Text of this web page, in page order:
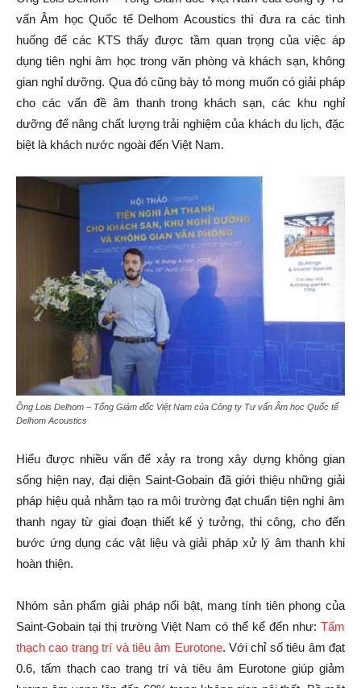
vấn Âm học Quốc tế Delhom Acoustics thì đưa ra các tình
huống để các KTS thấy được tầm quan trọng của việc áp
dụng tiên nghi âm học trong văn phòng và khách sạn, không
gian nghỉ dưỡng. Qua đó cũng bày tỏ mong muốn có giải pháp
cho các vấn đề âm thanh trong khách sạn, các khu nghỉ
dưỡng để nâng chất lượng trải nghiệm của khách du lịch, đặc
biệt là khách nước ngoài đến Việt Nam.
Ông Lois Delhom – Tổng Giám đốc Việt Nam của Công ty Tư vấn Âm học Quốc tế
Delhom Acoustics
Hiểu được nhiều vấn để xảy ra trong xây dựng không gian
sống hiện nay, đại diện Saint-Gobain đã giới thiệu những giải
pháp hiệu quả nhằm tạo ra môi trường đạt chuẩn tiện nghi âm
thanh ngay từ giai đoạn thiết kế ý tưởng, thi công, cho đến
bước ứng dụng các vật liệu và giải pháp xử lý âm thanh khi
hoàn thiện.
Nhóm sản phẩm giải pháp nổi bật, mang tính tiên phong của
Saint-Gobain tại thị trường Việt Nam có thể kể đến như: Tấm
thạch cao trang trí và tiêu âm Eurotone. Với chỉ số tiêu âm đạt
0.6, tấm thạch cao trang trí và tiêu âm Eurotone giúp giảm